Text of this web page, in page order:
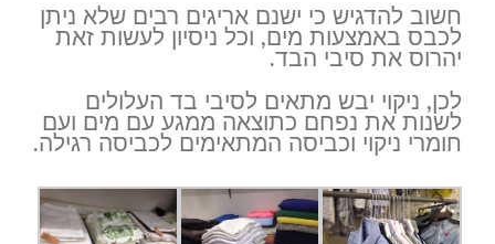
חשוב להדגיש כי ישנם אריגים רבים שלא ניתן
לכבס באמצעות מים, וכל ניסיון לעשות זאת
יהרוס את סיבי הבד.
לכן, ניקוי יבש מתאים לסיבי בד העלולים
לשנות את נפחם כתוצאה ממגע עם מים ועם
חומרי ניקוי וכביסה המתאימים לכביסה רגילה.